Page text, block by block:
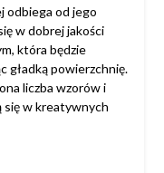
odbiega od jego
w dobrej jakości
która będzie
gładką powierzchnię.
liczba wzorów i
w kreatywnych